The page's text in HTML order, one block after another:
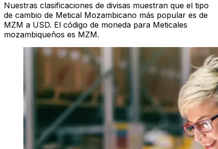
Nuestras clasificaciones de divisas muestran que el tipo
de cambio de Metical Mozambicano más popular es de
MZM a USD. El código de moneda para Meticales
mozambiqueños es MZM.